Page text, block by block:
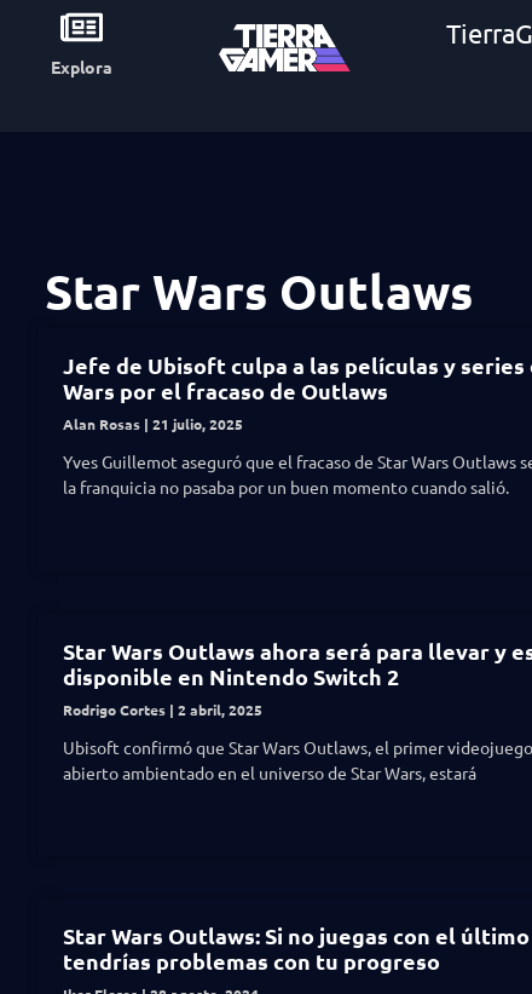
Explora
Star Wars Outlaws
Jefe de Ubisoft culpa a las películas y series
Wars por el fracaso de Outlaws
Alan Rosas 21 julio, 2025
Yves Guillemot aseguró que el fracaso de Star Wars Outlaws
la franquicia no pasaba por un buen momento cuando salió.
Star Wars Outlaws ahora será para llevar y
disponible en Nintendo Switch 2
Rodrigo Cortes 2 abril, 2025
Ubisoft confirmó que Star Wars Outlaws, el primer
abierto ambientado en el universo de Star Wars, estará
Star Wars Outlaws: Si no juegas con el
tendrías problemas con tu progreso